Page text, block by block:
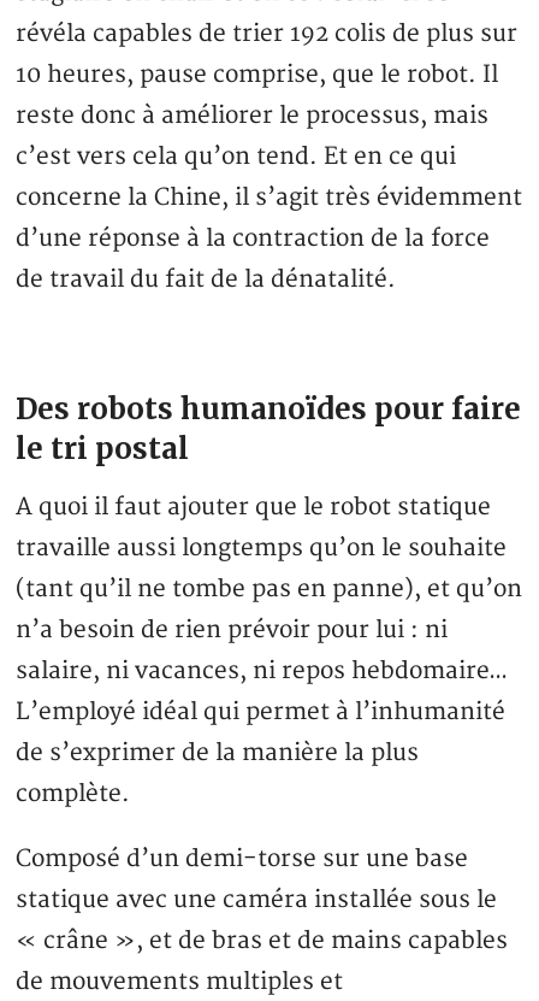
révéla capables de trier 192 colis de plus sur
10 heures, pause comprise, que le robot. Il
reste donc à améliorer le processus, mais
c’est vers cela qu’on tend. Et en ce qui
concerne la Chine, il s’agit très évidemment
d’une réponse à la contraction de la force
de travail du fait de la dénatalité.
Des robots humanoïdes pour faire
le tri postal
A quoi il faut ajouter que le robot statique
travaille aussi longtemps qu’on le souhaite
(tant qu’il ne tombe pas en panne), et qu’on
n’a besoin de rien prévoir pour lui : ni
salaire, ni vacances, ni repos hebdomaire…
L’employé idéal qui permet à l’inhumanité
de s’exprimer de la manière la plus
complète.
Composé d’un demi-torse sur une base
statique avec une caméra installée sous le
« crâne », et de bras et de mains capables
de mouvements multiples et